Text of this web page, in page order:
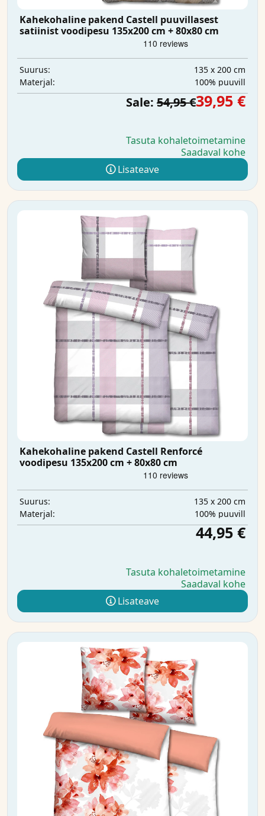
Kahekohaline pakend Castell puuvillasest
satiinist voodipesu 135x200 cm + 80x80 cm
Suurus:
135 x 200 cm
Materjal:
100% puuvill
Sale: 54,95 €39,95 €
Tasuta kohaletoimetamine
Saadaval kohe
Lisateave
Kahekohaline pakend Castell Renforcé
voodipesu 135x200 cm + 80x80 cm
Suurus:
135 x 200 cm
Materjal:
100% puuvill
44,95 €
Tasuta kohaletoimetamine
Saadaval kohe
Lisateave